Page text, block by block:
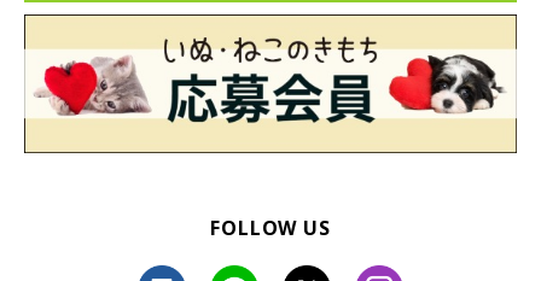
参照／Twitter（@potepotemomo1）
文／雨宮カイ
FOLLOW US